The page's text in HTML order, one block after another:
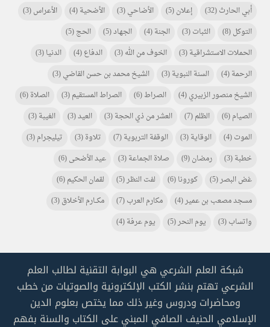
أبي الحارث(32) إعلان(5) الأضاحي(3) الأضحية(4) الأعراس(3)
التوكل(8) الثبات(3) الجنة(4) الجهاد(5) الحج(5)
الحملات الاستشراقية(3) الخوف من الله(3) الدفاع(4) الدنيا(3)
الرحمة(4) السنة النبوية(3) الشيخ محمد بن حسن القاضي(3)
الشيخ منصور الزبيري(4) الصراط(6) الصراط المستقيم(3) الصلاة(6)
الصيام(6) الظلم(7) العشر من ذي الحجة(3) العيد(3) الغيبة(3)
الموت(4) الوقاية(3) الوقفة التربوية(7) تلاوة(3) تيليجرام(3)
خطبة(3) رمضان(9) صلاة الجماعة(3) عيد الأضحى(6)
غض البصر(5) كورونا(6) لفت النظر(5) لقمان الحكيم(6)
مسجد مصعب بن عمير(4) مكارم العرب(7) مكـــارم الأخلاق(3)
واتساب(3) يوم النحر(5) يوم عرفة(4)
شبكة العلم الشرعي هي البوابة التقنية لطالب العلم
الشرعي تهتم بنشر الكتب الإلكترونية والصوتيات من خطب
ومحاضرات ودروس وغير ذلك مما يختص بعلوم الدين
الإسلامي الحنيف الصافي المبني على الكتاب والسنة بفهم